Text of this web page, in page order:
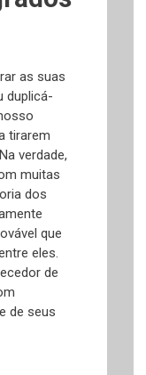
as suas
duplicá-
tirarem
verdade,
muitas
dos
que
eles.
de
de seus